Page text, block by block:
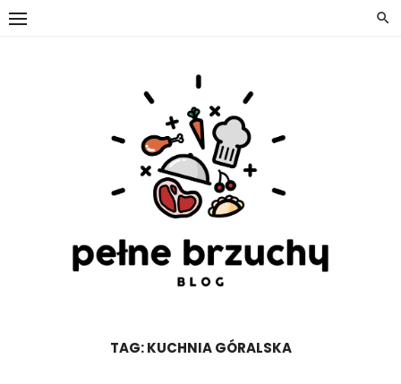
Skip
TAG:KUCHNIA GÓRALSKA